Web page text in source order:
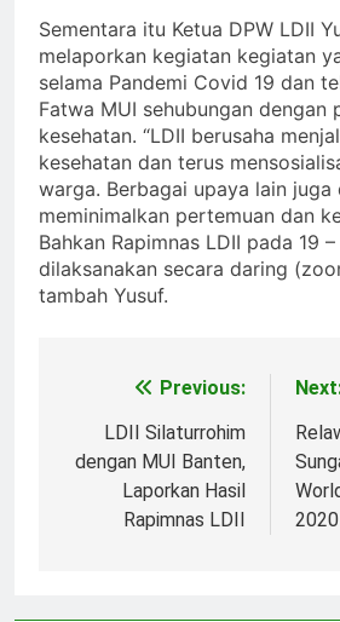
Sementara itu Ketua DPW LDII
melaporkan kegiatan kegiatan
selama Pandemi Covid 19 dan
Fatwa MUI sehubungan dengan
kesehatan. “LDII berusaha
kesehatan dan terus
warga. Berbagai upaya lain
meminimalkan pertemuan dan
Bahkan Rapimnas LDII pada 19
dilaksanakan secara daring
tambah Yusuf.
navigation
Previous:
LDII Silaturrohim
dengan MUI Banten,
Laporkan Hasil
Rapimnas LDII
2020